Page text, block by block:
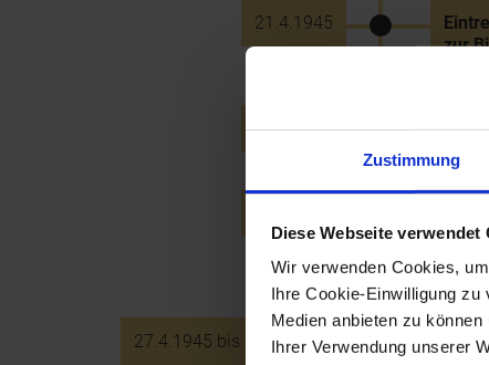
Zustimmung
Diese Webseite verwendet
Wir verwenden Cookies,
Ihre Cookie-Einwilligung
Medien anbieten zu
Ihrer Verwendung unserer
21.4.1945
zur
25.4.1945
27.4.1945 bis 20.12.1945